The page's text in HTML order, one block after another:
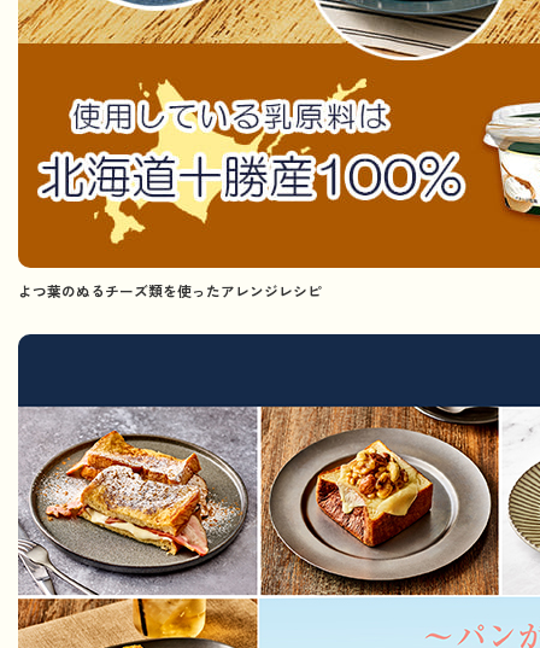
よつ葉のぬるチーズ類を使ったアレンジレシピ